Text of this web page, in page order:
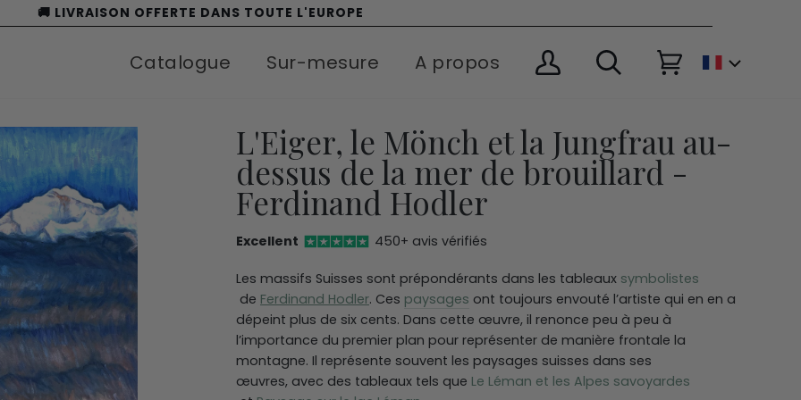
🚚 LIVRAISON OFFERTE DANS TOUTE L'EUROPE
Catalogue Sur-mesure A propos
Mon
RecherchePanier
L'Eiger, le Mönch et la Jungfrau au-
dessus de la mer de brouillard -
Ferdinand Hodler
Excellent 450+ avis vérifiés
Les massifs Suisses sont prépondérants dans les tableaux symbolistes
de Ferdinand Hodler. Ces paysages ont toujours envouté l’artiste qui en en a
dépeint plus de six cents. Dans cette œuvre, il renonce peu à peu à
l’importance du premier plan pour représenter de manière frontale la
montagne. Il représente souvent les paysages suisses dans ses
œuvres, avec des tableaux tels que Le Léman et les Alpes savoyardes